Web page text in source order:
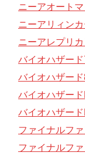
ニーアオートマ
ニーアリィン
ニーアレプリカ
バイオハザード
バイオハザー
バイオハザー
バイオハザー
ファイナルフ
ファイナルフ